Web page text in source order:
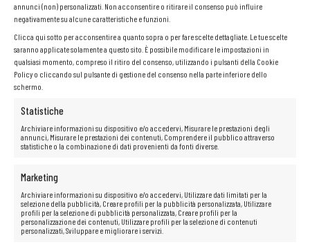
annunci (non) personalizzati. Non acconsentire o ritirare il consenso può influire
negativamente su alcune caratteristiche e funzioni.
Clicca qui sotto per acconsentire a quanto sopra o per fare scelte dettagliate. Le tue scelte
saranno applicate solamente a questo sito. È possibile modificare le impostazioni in
qualsiasi momento, compreso il ritiro del consenso, utilizzando i pulsanti della Cookie
Policy o cliccando sul pulsante di gestione del consenso nella parte inferiore dello
schermo.
Statistiche
Archiviare informazioni su dispositivo e/o accedervi, Misurare le prestazioni degli
annunci, Misurare le prestazioni dei contenuti, Comprendere il pubblico attraverso
statistiche o la combinazione di dati provenienti da fonti diverse.
Marketing
Archiviare informazioni su dispositivo e/o accedervi, Utilizzare dati limitati per la
selezione della pubblicità, Creare profili per la pubblicità personalizzata, Utilizzare
profili per la selezione di pubblicità personalizzata, Creare profili per la
personalizzazione dei contenuti, Utilizzare profili per la selezione di contenuti
personalizzati, Sviluppare e migliorare i servizi.
Optiplex 5040 SFF
Dell OptiPlex 5040 SFF è un computer desktop che combina un design
compatto con prestazioni elevate. Dotato di un processore Intel Core i5 e
di una veloce unità SSD, garantisce un funzionamento fluido ed efficace
sia in ufficio che in ambienti domestici.
selezione.
INFORMAZIONE
Gestisci i cookie